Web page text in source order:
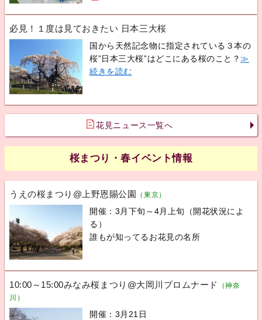
必見！１度は見ておきたい 日本三大桜
国から天然記念物に指定されている３本の
桜”日本三大桜”はどこにある桜のこと？≫
続きを読む
花見ニュース一覧へ
桜まつり・春イベント情報
うえの桜まつり@上野恩賜公園 （東京）
開催：3月下旬～4月上旬（開花状況によ
る）
誰もが知ってるお花見の名所
10:00～15:00みなみ桜まつり@大岡川プロムナード
（神奈
川）
開催：3月21日